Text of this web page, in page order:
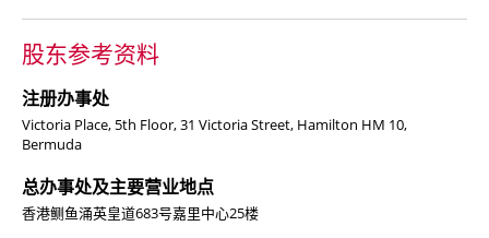
股东参考资料
注册办事处
Victoria Place, 5th Floor, 31 Victoria Street, Hamilton HM 10,
Bermuda
总办事处及主要营业地点
香港鲗鱼涌英皇道683号嘉里中心25楼